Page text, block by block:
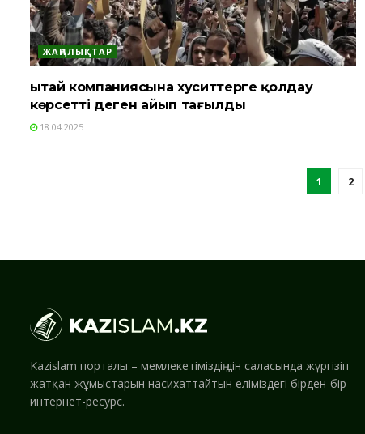
ЖАҢАЛЫҚТАР
Қытай компаниясына хуситтерге қолдау
көрсетті деген айып тағылды
18.04.2025
1 2
Kazislam порталы – мемлекетіміздің дін саласында жүргізіп
жатқан жұмыстарын насихаттайтын еліміздегі бірден-бір
интернет-ресурс.